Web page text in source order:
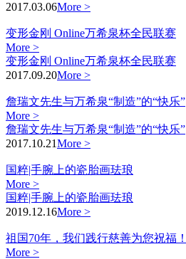
2017.03.06More >
变形金刚 Online万希泉杯全民联赛
More >
变形金刚 Online万希泉杯全民联赛
2017.09.20More >
詹瑞文先生与万希泉“制造”的“快乐”
More >
詹瑞文先生与万希泉“制造”的“快乐”
2017.10.21More >
国粹|手腕上的瓷胎画珐琅
More >
国粹|手腕上的瓷胎画珐琅
2019.12.16More >
祖国70年，我们践行慈善为您祝福！
More >